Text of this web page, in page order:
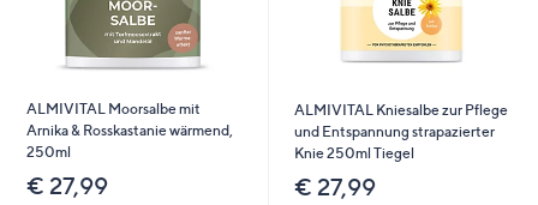
ALMIVITAL Moorsalbe mit
Arnika & Rosskastanie wärmend,
250ml
€ 27,99
ALMIVITAL Kniesalbe zur Pflege
und Entspannung strapazierter
Knie 250ml Tiegel
€ 27,99